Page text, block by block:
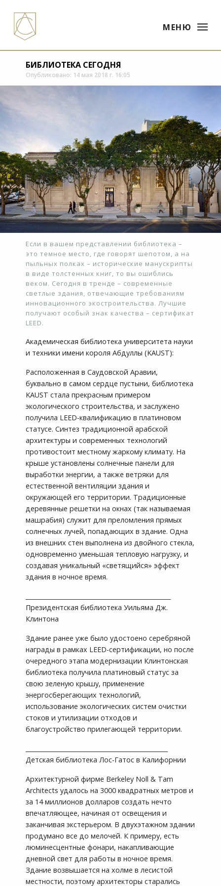
МЕНЮ
БИБЛИОТЕКА СЕГОДНЯ
Опубликовано: 14 мая 2018 г. 16:05
Если в вашем представлении библиотека –
это темное место, где говорят шепотом, а на
пыльных полках – исторические манускрипты
в виде толстенных книг, то вы ошиблись
веком. Сегодня в тренде – современные
светлые здания, отвечающие требованиям
инновационного экостроительства. Лучшие
получают особый знак качества – сертификат
LEED.
Академическая библиотека университета науки
и техники имени короля Абдуллы (KAUST):
Расположенная в Саудовской Аравии,
буквально в самом сердце пустыни, библиотека
KAUST стала прекрасным примером
экологического строительства, и заслужено
получила LEED-квалификацию в платиновом
статусе. Синтез традиционной арабской
архитектуры и современных технологий
противостоит местному жаркому климату. На
крыше установлены солнечные панели для
выработки энергии, а также ветряки для
естественной вентиляции здания и
окружающей его территории. Традиционные
деревянные решетки на окнах (так называемая
машрабия) служит для преломления прямых
солнечных лучей, попадающих в здание. Одна
из внешних стен выполнена из двойного стекла,
одновременно уменьшая тепловую нагрузку, и
создавая уникальный «светящийся» эффект
здания в ночное время.
Президентская библиотека Уильяма Дж.
Клинтона
Здание ранее уже было удостоено серебряной
награды в рамках LEED-сертификации, но после
очередного этапа модернизации Клинтонская
библиотека получила платиновый статус за
свою зеленую крышу, применение
энергосберегающих технологий,
использование экологических систем очистки
стоков и утилизации отходов и
благоустройство прилегающей территории.
Детская библиотека Лос-Гатос в Калифорнии
Архитектурной фирме Berkeley Noll & Tam
Architects удалось на 3000 квадратных метров и
за 14 миллионов долларов создать нечто
впечатляющее, начиная от освещения и
заканчивая экстерьером. В двухэтажном здании
продумано все до мелочей. К примеру, есть
люминесцентные фонари, накапливающие
дневной свет для работы в ночное время.
Здание возвышается на холме в лесистой
местности, поэтому архитекторы старались